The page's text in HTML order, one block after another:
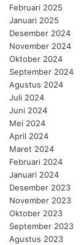
Februari 2025
Januari 2025
Desember 2024
November 2024
Oktober 2024
September 2024
Agustus 2024
Juli 2024
Juni 2024
Mei 2024
April 2024
Maret 2024
Februari 2024
Januari 2024
Desember 2023
November 2023
Oktober 2023
September 2023
Agustus 2023